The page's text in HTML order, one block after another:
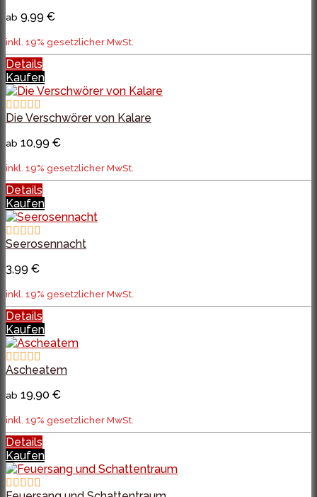
ab 9,99 €
inkl. 19% gesetzlicher MwSt.
Details
Kaufen
Die Verschwörer von Kalare
ab 10,99 €
inkl. 19% gesetzlicher MwSt.
Details
Kaufen
Seerosennacht
3,99 €
inkl. 19% gesetzlicher MwSt.
Details
Kaufen
Ascheatem
ab 19,90 €
inkl. 19% gesetzlicher MwSt.
Details
Kaufen